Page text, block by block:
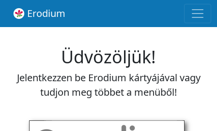
Erodium
Üdvözöljük!
Jelentkezzen be Erodium kártyájával vagy
tudjon meg többet a menüből!